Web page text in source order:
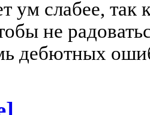
ум слабее,
не
дебютных